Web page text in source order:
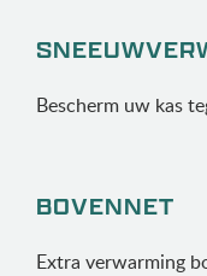
Bescherm uw kas
BOVENNET
Extra verwarming